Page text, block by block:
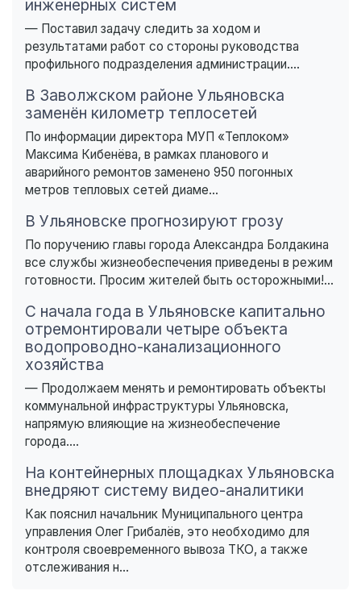
инженерных систем
— Поставил задачу следить за ходом и
результатами работ со стороны руководства
профильного подразделения администрации....
В Заволжском районе Ульяновска
заменён километр теплосетей
По информации директора МУП «Теплоком»
Максима Кибенёва, в рамках планового и
аварийного ремонтов заменено 950 погонных
метров тепловых сетей диаме...
В Ульяновске прогнозируют грозу
По поручению главы города Александра Болдакина
все службы жизнеобеспечения приведены в режим
готовности. Просим жителей быть осторожными!...
С начала года в Ульяновске капитально
отремонтировали четыре объекта
водопроводно-канализационного
хозяйства
— Продолжаем менять и ремонтировать объекты
коммунальной инфраструктуры Ульяновска,
напрямую влияющие на жизнеобеспечение
города....
На контейнерных площадках Ульяновска
внедряют систему видео-аналитики
Как пояснил начальник Муниципального центра
управления Олег Грибалёв, это необходимо для
контроля своевременного вывоза ТКО, а также
отслеживания н...